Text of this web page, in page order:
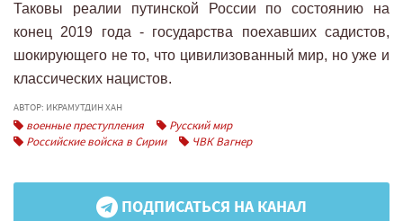
Таковы реалии путинской России по состоянию на
конец 2019 года - государства поехавших садистов,
шокирующего не то, что цивилизованный мир, но уже и
классических нацистов.
АВТОР: ИКРАМУТДИН ХАН
военные преступления
Русский мир
Российские войска в Сирии
ЧВК Вагнер
ПОДПИСАТЬСЯ НА КАНАЛ